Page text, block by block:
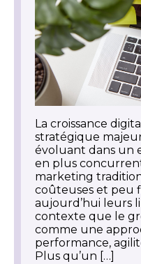
La croissance
stratégique
évoluant dans un
en plus
marketing
coûteuses et peu
aujourd’hui leurs
contexte que le
comme une
performance,
Plus qu’un […]